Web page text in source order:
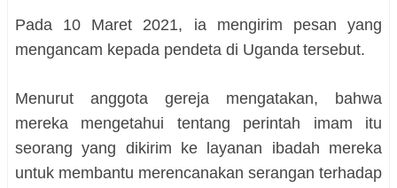
Pada 10 Maret 2021, ia mengirim pesan yang
mengancam kepada pendeta di Uganda tersebut.
Menurut anggota gereja mengatakan, bahwa
mereka mengetahui tentang perintah imam itu
seorang yang dikirim ke layanan ibadah mereka
untuk membantu merencanakan serangan terhadap